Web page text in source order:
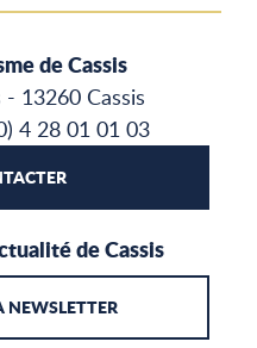
de Cassis
13260 Cassis
4 28 01 01 03
de Cassis
NEWSLETTER